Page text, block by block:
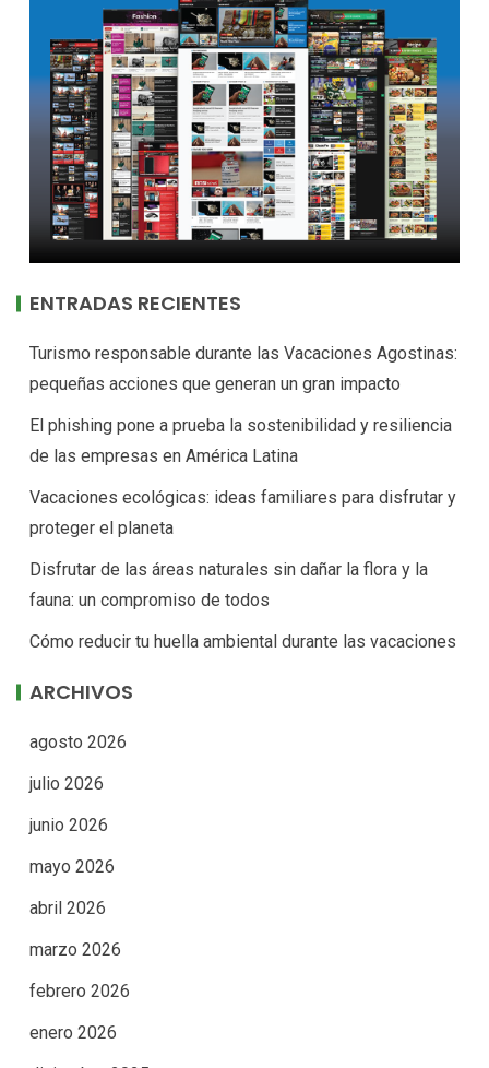
ENTRADAS RECIENTES
Turismo responsable durante las Vacaciones Agostinas:
pequeñas acciones que generan un gran impacto
El phishing pone a prueba la sostenibilidad y resiliencia
de las empresas en América Latina
Vacaciones ecológicas: ideas familiares para disfrutar y
proteger el planeta
Disfrutar de las áreas naturales sin dañar la flora y la
fauna: un compromiso de todos
Cómo reducir tu huella ambiental durante las vacaciones
ARCHIVOS
agosto 2026
julio 2026
junio 2026
mayo 2026
abril 2026
marzo 2026
febrero 2026
enero 2026